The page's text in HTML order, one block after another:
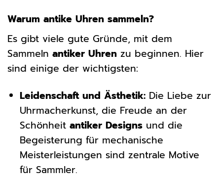
Warum antike Uhren sammeln?
Es gibt viele gute Gründe, mit dem
Sammeln antiker Uhren zu beginnen. Hier
sind einige der wichtigsten:
Leidenschaft und Ästhetik:Die Liebe zur
Uhrmacherkunst, die Freude an der
Schönheit antiker Designsund die
Begeisterung für mechanische
Meisterleistungen sind zentrale Motive
für Sammler.